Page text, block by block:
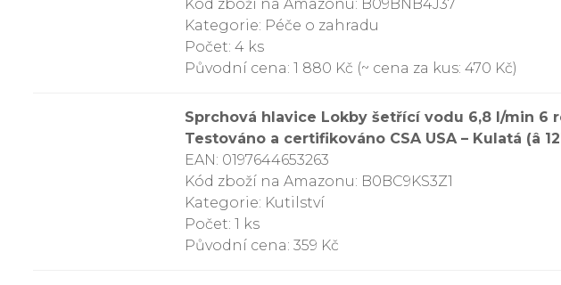
Kód zboží na Amazonu: B09BNB4J37
Kategorie: Péče o zahradu
Počet: 4 ks
Původní cena: 1 880 Kč (~ cena za kus: 470 Kč)
Sprchová hlavice Lokby šetřící vodu 6,8 l/min 6
Testováno a certifikováno CSA USA – Kulatá (â
EAN: 0197644653263
Kód zboží na Amazonu: B0BC9KS3Z1
Kategorie: Kutilství
Počet: 1 ks
Původní cena: 359 Kč